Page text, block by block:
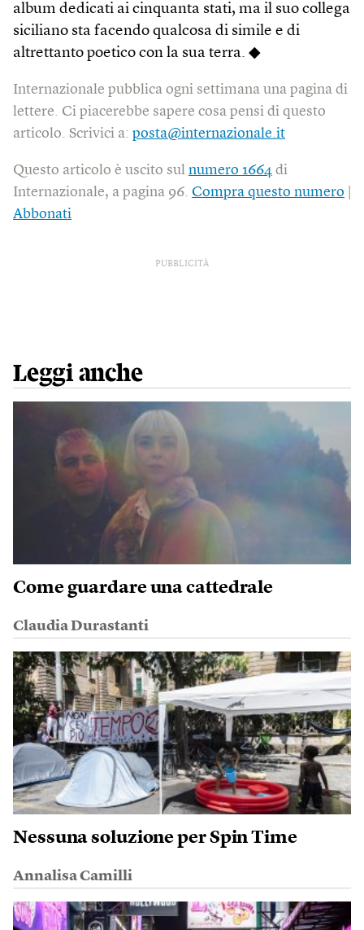
album dedicati ai cinquanta stati, ma il suo collega
siciliano sta facendo qualcosa di simile e di
altrettanto poetico con la sua terra. ◆
Internazionale pubblica ogni settimana una pagina di
lettere. Ci piacerebbe sapere cosa pensi di questo
articolo. Scrivici a: posta@internazionale.it
Questo articolo è uscito sul numero 1664 di
Internazionale, a pagina 96. Compra questo numero
Abbonati
PUBBLICITÀ
Leggi anche
Come guardare una cattedrale
Claudia Durastanti
Nessuna soluzione per Spin Time
Annalisa Camilli